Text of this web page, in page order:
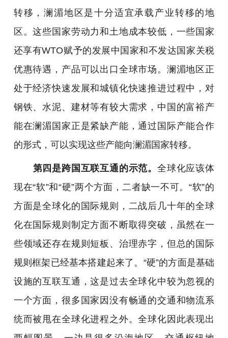
转移，澜湄地区是十分适宜承载产业转移的地
区。这些国家劳动力和土地成本较低，一些国家
还享有WTO赋予的发展中国家和不发达国家关税
优惠待遇，产品可以出口全球市场。澜湄地区正
处于经济快速发展和城镇化快速推进过程中，对
钢铁、水泥、建材等有较大需求，中国的富裕产
能在澜湄国家正是紧缺产能，通过国际产能合作
的形式，可以实现这些产能向澜湄国家转移。
第四是跨国互联互通的示范。全球化应该体
现在“软”和“硬”两个方面，二者缺一不可。“软”的
方面是全球化的国际规则，二战后几十年的全球
化在国际规则制定方面不断取得突破，虽然在一
些领域还存在规则短板、治理赤字，但总的国际
规则框架已经基本搭建起来了。“硬”的方面是基础
设施的互联互通，这是过去全球化中较为忽视的
一个方面，很多国家因没有畅通的交通和物流系
统而被甩在全球化进程之外。全球化因此表现出